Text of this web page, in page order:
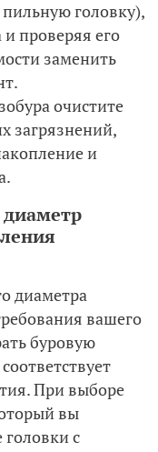
головку),
и проверяя его
заменить
очистите
загрязнений,
и
диаметра
вашего
буровую
При выборе
вы
головки с